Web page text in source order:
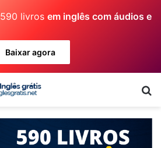
590 livros em inglês com áudios e
Baixar agora